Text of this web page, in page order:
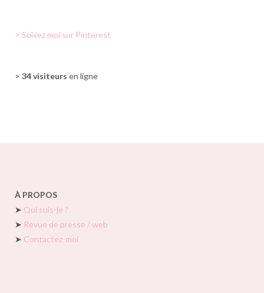
> Suivez moi sur Pinterest
> 34 visiteurs en ligne
À PROPOS
➤ Qui suis-je ?
➤ Revue de presse / web
➤ Contactez-moi